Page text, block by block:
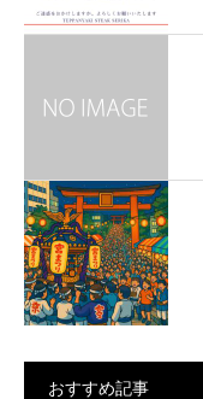
おすすめ記事